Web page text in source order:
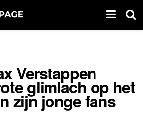
Verstappen
glimlach op het
zijn jonge fans